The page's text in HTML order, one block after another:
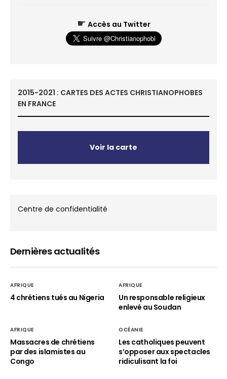
☛ Accès au Twitter
2015-2021 : CARTES DES ACTES CHRISTIANOPHOBES
EN FRANCE
Voir la carte
Centre de confidentialité
Dernières actualités
AFRIQUE
4 chrétiens tués au Nigeria
AFRIQUE
Un responsable religieux
enlevé au Soudan
AFRIQUE
Massacres de chrétiens
par des islamistes au
Congo
OCÉANIE
Les catholiques peuvent
s’opposer aux spectacles
ridiculisant la foi